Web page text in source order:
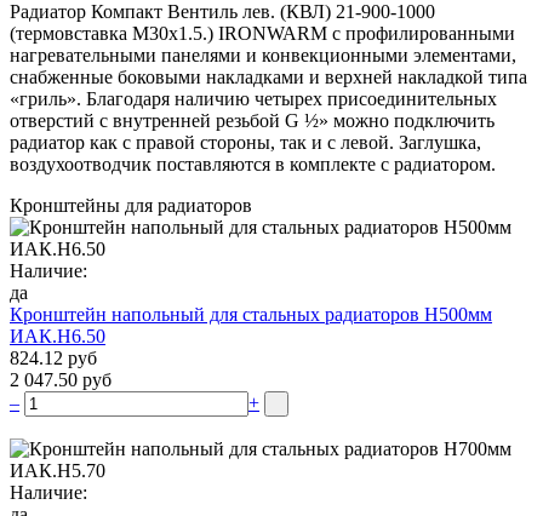
Радиатор Компакт Вентиль лев. (КВЛ) 21-900-1000
(термовставка М30х1.5.) IRONWARM с профилированными
нагревательными панелями и конвекционными элементами,
снабженные боковыми накладками и верхней накладкой типа
«гриль». Благодаря наличию четырех присоединительных
отверстий с внутренней резьбой G ½» можно подключить
радиатор как с правой стороны, так и с левой. Заглушка,
воздухоотводчик поставляются в комплекте с радиатором.
Кронштейны для радиаторов
Наличие:
да
Кронштейн напольный для стальных радиаторов Н500мм
ИАК.Н6.50
824.12 руб
2 047.50 руб
–
+
Наличие: